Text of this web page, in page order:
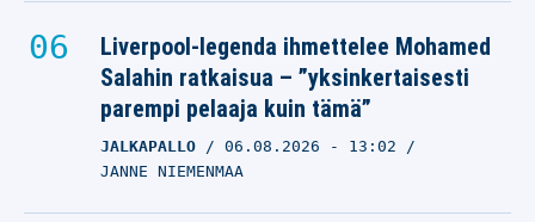
Liverpool-legenda ihmettelee Mohamed
Salahin ratkaisua – ”yksinkertaisesti
parempi pelaaja kuin tämä”
JALKAPALLO 06.08.2026 - 13:02
JANNE NIEMENMAA